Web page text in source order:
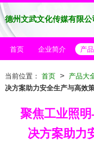
德州文武文化传媒有限公
首页 企业简介 产
当前位置： 首页 > 产品大
决方案助力安全生产与高效
聚焦工业照
决方案助力